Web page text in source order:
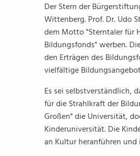
Der Stern der
Wittenberg. Prof. Dr. Udo
dem Motto "Sterntaler für
Bildungsfonds" werben.
den Erträgen des
vielfältige
Es sei selbstverständlich,
für die Strahlkraft der
Großen" die Universität,
Kinderuniversität. Die
an Kultur heranführen